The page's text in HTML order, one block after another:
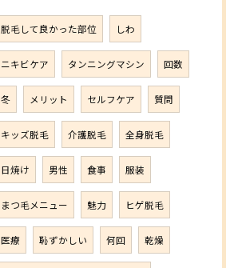
脱毛して良かった部位 しわ
ニキビケア タンニングマシン 回数
冬 メリット セルフケア 質問
キッズ脱毛 介護脱毛 全身脱毛
日焼け 男性 食事 服装
まつ毛メニュー 魅力 ヒゲ脱毛
医療 恥ずかしい 何回 乾燥